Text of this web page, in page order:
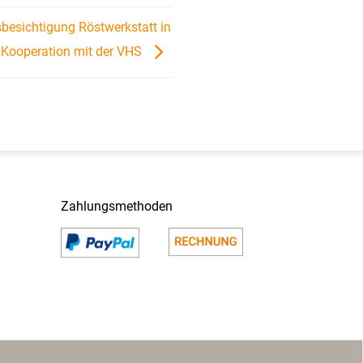
Röstwerkstatt in
Kooperation mit der VHS
Zahlungsmethoden